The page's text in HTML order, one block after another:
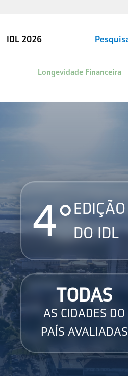
IDL 2026
Longevidade Financeira
4° EDIÇÃO
DO IDL
TODAS
AS CIDADES DO
PAÍS AVALIADAS